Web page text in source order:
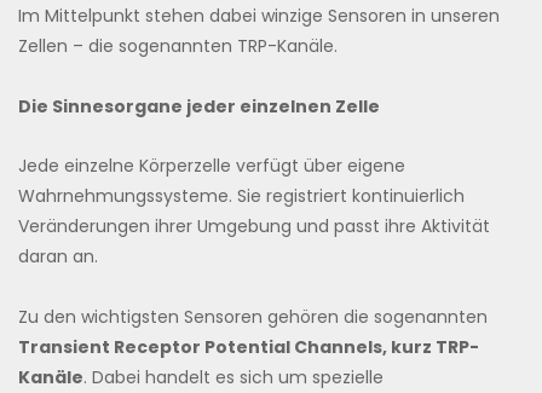
Im Mittelpunkt stehen dabei winzige Sensoren in unseren
Zellen – die sogenannten TRP-Kanäle.
Die Sinnesorgane jeder einzelnen Zelle
Jede einzelne Körperzelle verfügt über eigene
Wahrnehmungssysteme. Sie registriert kontinuierlich
Veränderungen ihrer Umgebung und passt ihre Aktivität
daran an.
Zu den wichtigsten Sensoren gehören die sogenannten
Transient Receptor Potential Channels, kurz TRP-
Kanäle. Dabei handelt es sich um spezielle